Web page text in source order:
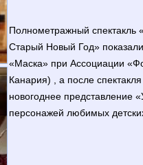
Полнометражный спектакль
Старый Новый Год»
«Маска» при Ассоциации
Канария) , а после
новогоднее представление
персонажей любимых